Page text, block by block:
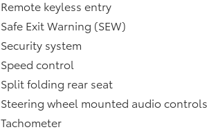
Remote keyless entry
Safe Exit Warning (SEW)
Security system
Speed control
Split folding rear seat
Steering wheel mounted audio controls
Tachometer